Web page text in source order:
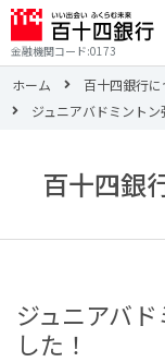
金融機関コード:0173
ホーム
百十四銀行に
ジュニアバドミント
百十四銀
ジュニアバ
した！